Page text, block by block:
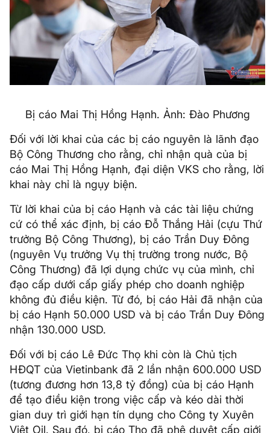
Bị cáo Mai Thị Hồng Hạnh. Ảnh: Đào Phương
Đối với lời khai của các bị cáo nguyên là lãnh đạo
Bộ Công Thương cho rằng, chỉ nhận quà của bị
cáo Mai Thị Hồng Hạnh, đại diện VKS cho rằng, lời
khai này chỉ là ngụy biện.
Từ lời khai của bị cáo Hạnh và các tài liệu chứng
cứ có thể xác định, bị cáo Đỗ Thắng Hải (cựu Thứ
trưởng Bộ Công Thương), bị cáo Trần Duy Đông
(nguyên Vụ trưởng Vụ thị trường trong nước, Bộ
Công Thương) đã lợi dụng chức vụ của mình, chỉ
đạo cấp dưới cấp giấy phép cho doanh nghiệp
không đủ điều kiện. Từ đó, bị cáo Hải đã nhận của
bị cáo Hạnh 50.000 USD và bị cáo Trần Duy Đông
nhận 130.000 USD.
Đối với bị cáo Lê Đức Thọ khi còn là Chủ tịch
HĐQT của Vietinbank đã 2 lần nhận 600.000 USD
(tương đương hơn 13,8 tỷ đồng) của bị cáo Hạnh
để tạo điều kiện trong việc cấp và kéo dài thời
gian duy trì giới hạn tín dụng cho Công ty Xuyên
Việt Oil. Sau đó, bị cáo Thọ đã phê duyệt cấp giới